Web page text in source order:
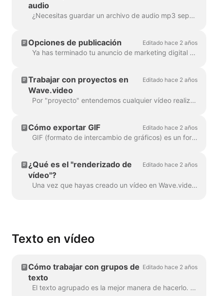
audio
¿Necesitas guardar un archivo de audio mp3 separado de tu vídeo para tu podcast, o simplemente quieres utilizarlo como voz en off? ¡Es fácil con wave.video! Primero,...
Opciones de publicación Editado hace 2 años
Ya has terminado tu anuncio de marketing digital y estás listo para compartirlo con el mundo. ¿Y ahora qué? Es hora de publicarlo. En la ed. de Wave.video...
Trabajar con proyectos en
Wave.video
Editado hace 2 años
Por "proyecto" entendemos cualquier vídeo realizado en Wave.video. Así es como puedes crear un nuevo proyecto. Puedes seleccionar y personalizar una plantilla de vídeo en la pág...
Cómo exportar GIF Editado hace 2 años
GIF (formato de intercambio de gráficos) es un formato popular utilizado desde finales de 1980 para compartir imágenes y animaciones cortas. Los GIF sólo pueden almacenar 256 colores, ...
¿Qué es el "renderizado de
vídeo"?
Editado hace 2 años
Una vez que hayas creado un vídeo en Wave.video, tendrás que renderizarlo para poder compartirlo en las redes sociales o descargarlo directamente a tu compu...
Texto en vídeo
Cómo trabajar con grupos de
texto
Editado hace 2 años
El texto agrupado es la mejor manera de hacerlo. En el 99% de los casos, puedes hacer todo lo que necesites con él. Sin embargo, a veces es posible que desee crear uno o dos...